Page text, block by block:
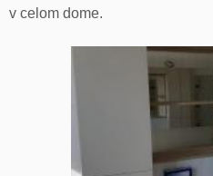
v celom dome.